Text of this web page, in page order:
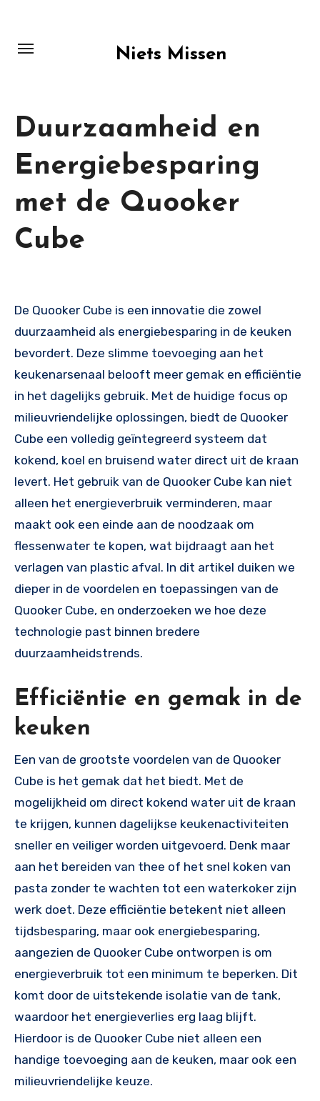
content
Niets Missen
Duurzaamheid en
Energiebesparing
met de Quooker
Cube
De Quooker Cube is een innovatie die zowel
duurzaamheid als energiebesparing in de keuken
bevordert. Deze slimme toevoeging aan het
keukenarsenaal belooft meer gemak en efficiëntie
in het dagelijks gebruik. Met de huidige focus op
milieuvriendelijke oplossingen, biedt de Quooker
Cube een volledig geïntegreerd systeem dat
kokend, koel en bruisend water direct uit de kraan
levert. Het gebruik van de Quooker Cube kan niet
alleen het energieverbruik verminderen, maar
maakt ook een einde aan de noodzaak om
flessenwater te kopen, wat bijdraagt aan het
verlagen van plastic afval. In dit artikel duiken we
dieper in de voordelen en toepassingen van de
Quooker Cube, en onderzoeken we hoe deze
technologie past binnen bredere
duurzaamheidstrends.
Efficiëntie en gemak in de
keuken
Een van de grootste voordelen van de Quooker
Cube is het gemak dat het biedt. Met de
mogelijkheid om direct kokend water uit de kraan
te krijgen, kunnen dagelijkse keukenactiviteiten
sneller en veiliger worden uitgevoerd. Denk maar
aan het bereiden van thee of het snel koken van
pasta zonder te wachten tot een waterkoker zijn
werk doet. Deze efficiëntie betekent niet alleen
tijdsbesparing, maar ook energiebesparing,
aangezien de Quooker Cube ontworpen is om
energieverbruik tot een minimum te beperken. Dit
komt door de uitstekende isolatie van de tank,
waardoor het energieverlies erg laag blijft.
Hierdoor is de Quooker Cube niet alleen een
handige toevoeging aan de keuken, maar ook een
milieuvriendelijke keuze.